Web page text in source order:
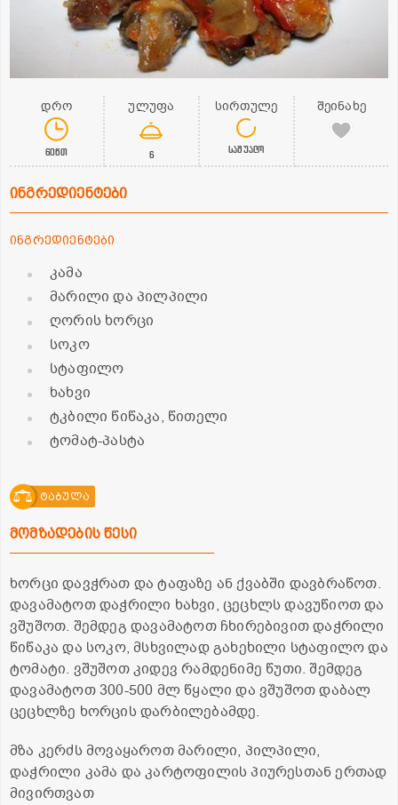
დრო
60წთ
ულუფა
6
სირთულე
საშუალო
შეინახე
ინგრედიენტები
ინგრედიენტები
კამა
მარილი და პილპილი
ღორის ხორცი
სოკო
სტაფილო
ხახვი
ტკბილი წიწაკა, წითელი
ტომატ-პასტა
ტაბულა
მომზადების წესი
ხორცი დავჭრათ და ტაფაზე ან ქვაბში დავბრაწოთ.
დავამატოთ დაჭრილი ხახვი, ცეცხლს დავუწიოთ და
ვშუშოთ. შემდეგ დავამატოთ ჩხირებივით დაჭრილი
წიწაკა და სოკო, მსხვილად გახეხილი სტაფილო და
ტომატი. ვშუშოთ კიდევ რამდენიმე წუთი. შემდეგ
დავამატოთ 300-500 მლ წყალი და ვშუშოთ დაბალ
ცეცხლზე ხორცის დარბილებამდე.
მზა კერძს მოვაყაროთ მარილი, პილპილი,
დაჭრილი კამა და კარტოფილის პიურესთან ერთად
მივირთვათ